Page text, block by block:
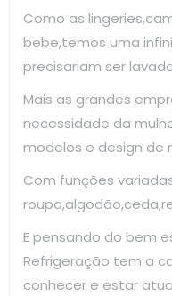
Como as
bebe,temos uma
precisariam ser
Mais as grandes
necessidade da
modelos e design de
Com funções
E pensando do bem
Refrigeração tem a
conhecer e estar